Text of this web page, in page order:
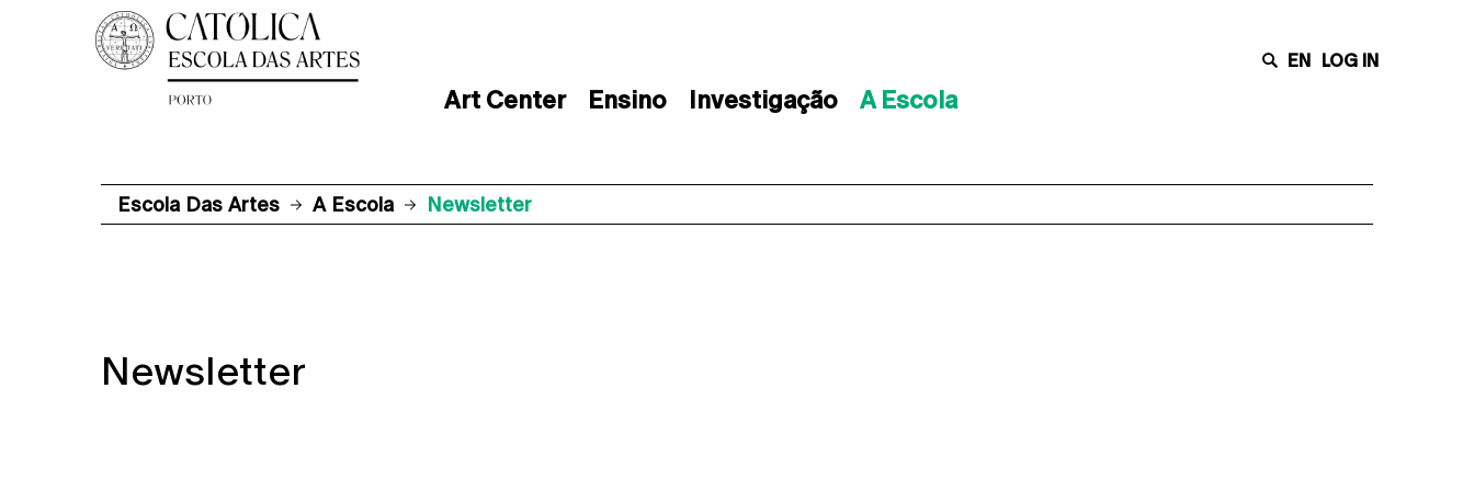
Art Center Ensino Investigação A Escola
EN LOG IN
Escola Das Artes A Escola Newsletter
Newsletter